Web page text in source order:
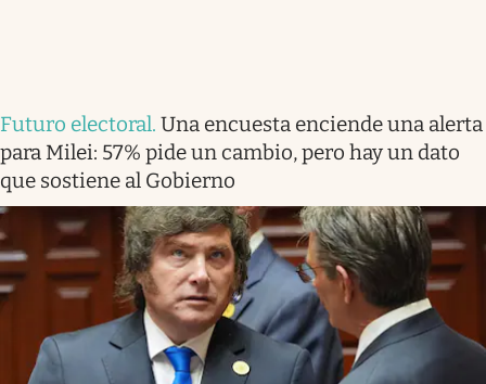
Futuro electoral. Una encuesta enciende una alerta
para Milei: 57% pide un cambio, pero hay un dato
que sostiene al Gobierno